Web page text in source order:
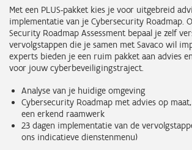
Met een PLUS-pakket kies je voor uitgebreid
implementatie van je Cybersecurity Roadmap.
Security Roadmap Assessment bepaal je zelf
vervolgstappen die je samen met Savaco wil
experts bieden je een ruim pakket aan advies
voor jouw cyberbeveiligingstraject.
Analyse van je huidige omgeving
Cybersecurity Roadmap met advies op
een erkend raamwerk
23 dagen implementatie van de
ons indicatieve dienstenmenu)